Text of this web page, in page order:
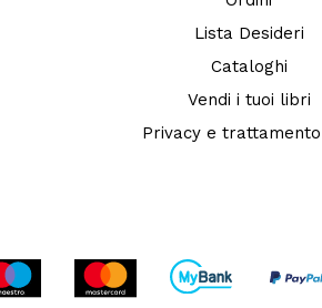
Lista Desideri
Cataloghi
Vendi i tuoi libri
Privacy e